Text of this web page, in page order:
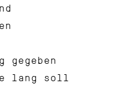
gegeben
lang soll